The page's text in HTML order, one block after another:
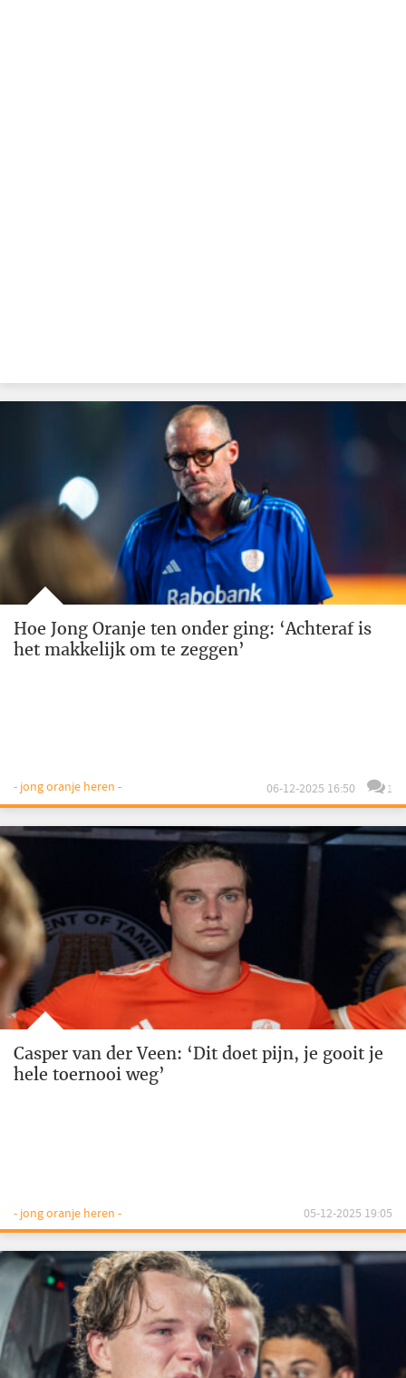
Hoe Jong Oranje ten onder ging: ‘Achteraf is
het makkelijk om te zeggen’
- jong oranje heren - 06-12-2025 16:50 1
Casper van der Veen: ‘Dit doet pijn, je gooit je
hele toernooi weg’
- jong oranje heren - 05-12-2025 19:05